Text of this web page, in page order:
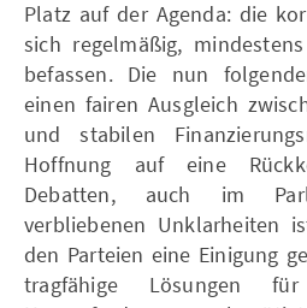
Platz auf der Agenda: die
sich regelmäßig,
befassen. Die nun
einen fairen Ausgleich
und stabilen
Hoffnung auf eine
Debatten, auch im
verbliebenen Unklarheiten
den Parteien eine Einigung
tragfähige Lösungen